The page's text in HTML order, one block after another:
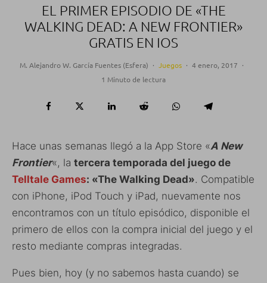
EL PRIMER EPISODIO DE «THE
WALKING DEAD: A NEW FRONTIER»
GRATIS EN IOS
M. Alejandro W. García Fuentes (Esfera) · Juegos · 4 enero, 2017 ·
1 Minuto de lectura
Hace unas semanas llegó a la App Store «A New
Frontier«, la tercera temporada del juego de
Telltale Games: «The Walking Dead». Compatible
con iPhone, iPod Touch y iPad, nuevamente nos
encontramos con un título episódico, disponible el
primero de ellos con la compra inicial del juego y el
resto mediante compras integradas.
Pues bien, hoy (y no sabemos hasta cuando) se